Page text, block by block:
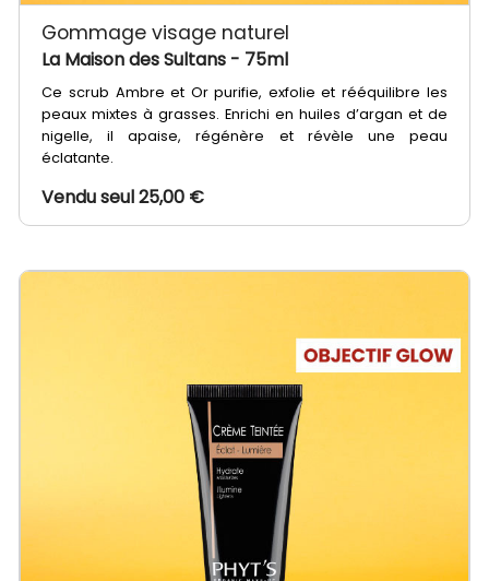
Gommage visage naturel
La Maison des Sultans - 75ml
Ce scrub Ambre et Or purifie, exfolie et rééquilibre les
peaux mixtes à grasses. Enrichi en huiles d’argan et de
nigelle, il apaise, régénère et révèle une peau
éclatante.
Vendu seul 25,00 €